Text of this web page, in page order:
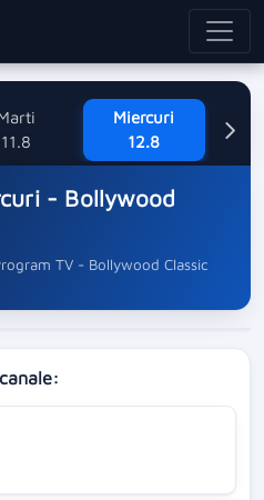
11.8
Miercuri
12.8
- Bollywood
TV - Bollywood Classic